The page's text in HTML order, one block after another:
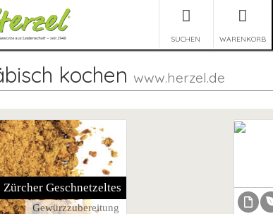
SUCHEN WARENKORB
kochenwww.herzel.de
Zürcher Geschnetzeltes
Gewürzzubereitung